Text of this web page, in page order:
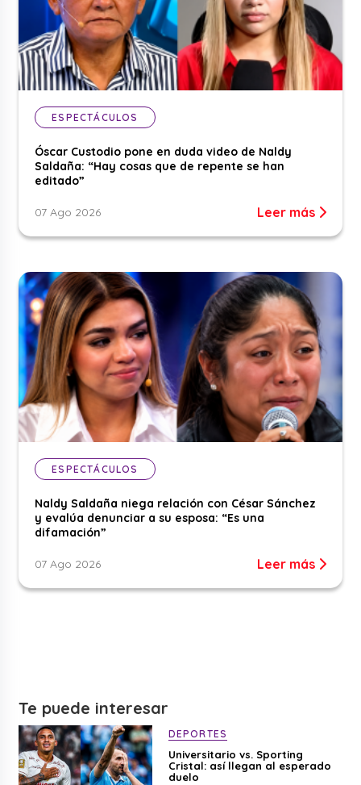
ESPECTÁCULOS
Óscar Custodio pone en duda video de Naldy
Saldaña: “Hay cosas que de repente se han
editado”
07 Ago 2026 Leer más
ESPECTÁCULOS
Naldy Saldaña niega relación con César Sánchez
y evalúa denunciar a su esposa: “Es una
difamación”
07 Ago 2026 Leer más
Te puede interesar
DEPORTES
Universitario vs. Sporting
Cristal: así llegan al esperado
duelo